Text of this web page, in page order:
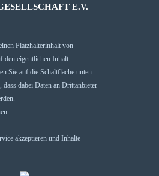
E.V.
Platzhalterinhalt von
den eigentlichen Inhalt
Sie auf die Schaltfläche unten.
dass dabei Daten an Drittanbieter
akzeptieren und Inhalte